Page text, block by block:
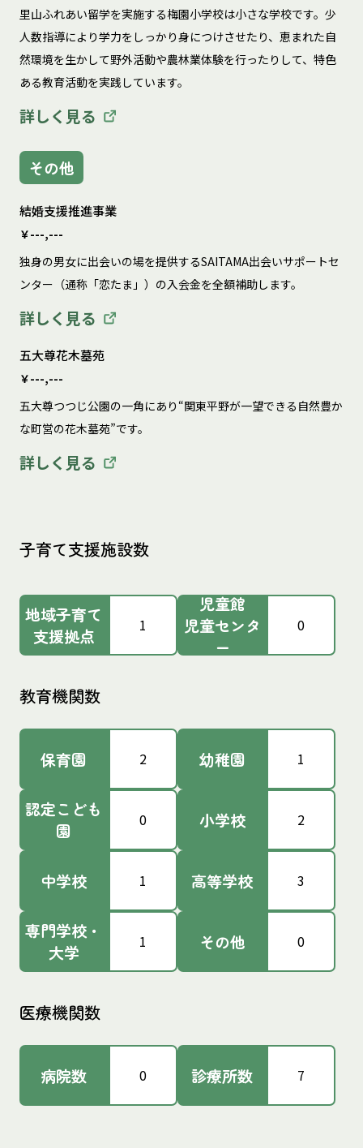
里山ふれあい留学を実施する梅園小学校は小さな学校です。少
人数指導により学力をしっかり身につけさせたり、恵まれた自
然環境を生かして野外活動や農林業体験を行ったりして、特色
ある教育活動を実践しています。
詳しく見る
その他
結婚支援推進事業
￥---,---
独身の男女に出会いの場を提供するSAITAMA出会いサポートセ
ンター（通称「恋たま」）の入会金を全額補助します。
詳しく見る
五大尊花木墓苑
￥---,---
五大尊つつじ公園の一角にあり“関東平野が一望できる自然豊か
な町営の花木墓苑”です。
詳しく見る
子育て支援施設数
地域子育て
支援拠点
1
児童館
児童センタ
ー
0
教育機関数
保育園 2 幼稚園 1
認定こども
園
0 小学校 2
中学校 1 高等学校 3
専門学校・
大学
1 その他 0
医療機関数
病院数 0 診療所数 7